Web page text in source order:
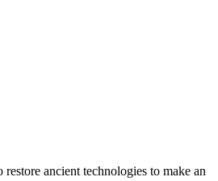
ancient technologies to make an